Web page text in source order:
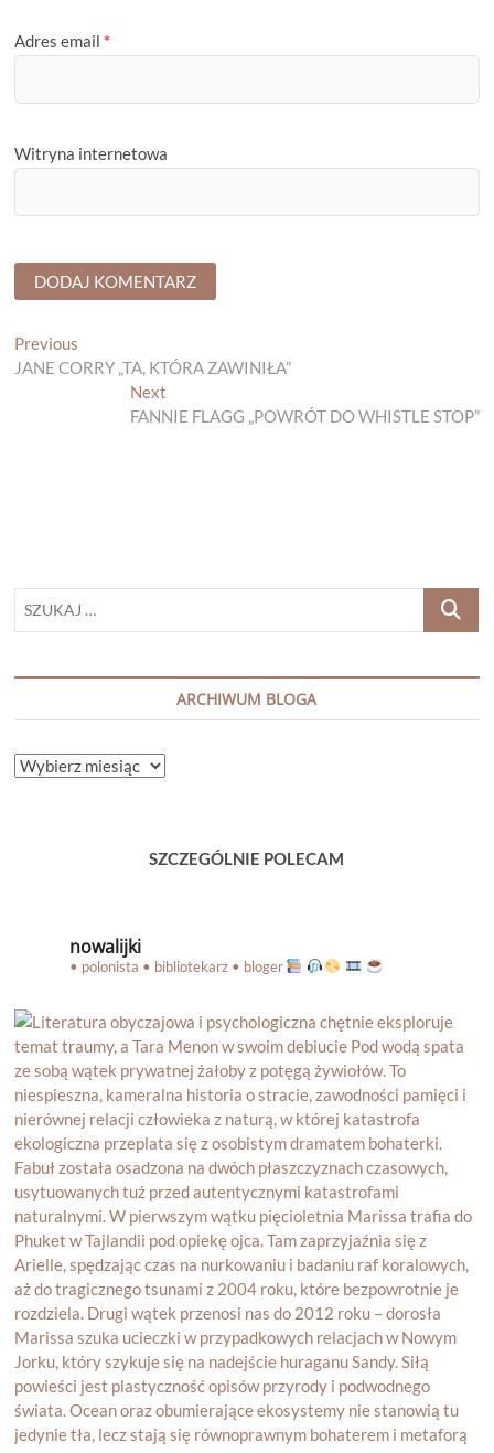
Adres email *
Witryna internetowa
Nawigacja
wpisu
Previous
post:
JANE CORRY „TA, KTÓRA ZAWINIŁA”
NextNext
post:
FANNIE FLAGG „POWRÓT DO WHISTLE STOP”
SZUKAJ
ARCHIWUM BLOGA
ARCHIWUM
SZCZEGÓLNIE POLECAM
nowalijki
• polonista • bibliotekarz • bloger